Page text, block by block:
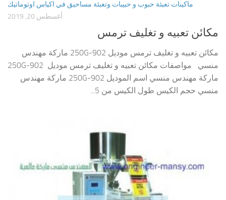
ماكينات تعبئة حبوب و حبيبات وتعبئة مساحيق في اكياس اوتوماتيك
أغسطس 20, 2019
مكائن تعبيه و تغليف ترمس
مكائن تعبيه و تغليف ترمس موديل 902-250G ماركة مهندس
منسي مواصفات مكائن تعبيه و تغليف ترمس موديل 902-250G
ماركة مهندس منسي اسم الموديل 902-250G ماركة مهندس
منسي حجم الكيس طول الكيس من 5...